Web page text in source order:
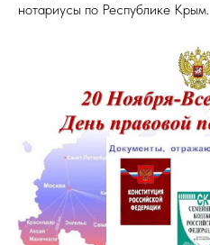
нотариусы по Республике Крым.